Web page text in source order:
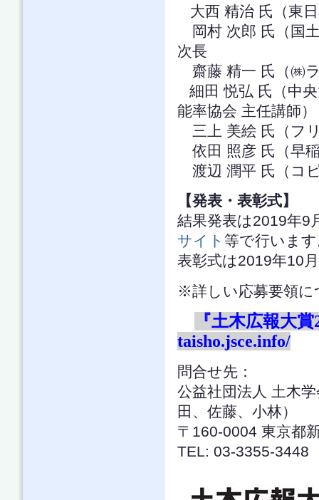
大西 精治 氏（東
岡村 次郎 氏（国
次長
齋藤 精一 氏（㈱
細田 悦弘 氏（中
能率協会 主任講師）
三上 美絵 氏（フ
依田 照彦 氏（早
渡辺 潤平 氏（コ
【発表・表彰式】
結果発表は2019年9
サイト 等で行いま
表彰式は2019年10
※詳しい応募要領に
『土木広報大
taisho.jsce.info/
問合せ先：
公益社団法人 土木
田、佐藤、小林）
〒160-0004 東京都
TEL: 03-3355-